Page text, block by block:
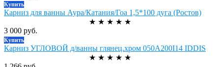
Купить
Карниз для ванны Аура/Катания/Гоа 1,5*100 дуга (Ростов)
★ ★ ★ ★ ★
3 000 руб.
Купить
Карниз УГЛОВОЙ д/ванны глянец.хром 050A200I14 IDDIS
★ ★ ★ ★ ★